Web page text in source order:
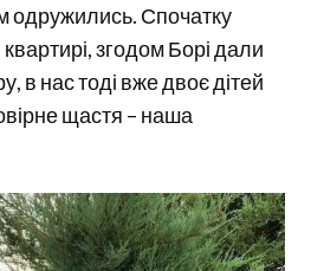
одружились. Спочатку
згодом Борі дали
в нас тоді вже двоє дітей
щастя – наша